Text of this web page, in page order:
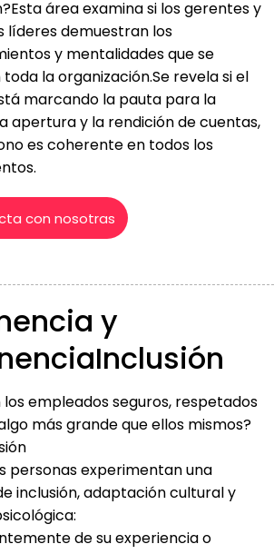
área examina si los gerentes y
líderes demuestran los
y mentalidades que se
la organización.Se revela si el
marcando la pauta para la
apertura y la rendición de cuentas,
es coherente en todos los
con nosotras
y
los empleados seguros, respetados
más grande que ellos mismos?
personas experimentan una
inclusión, adaptación cultural y
de su experiencia o